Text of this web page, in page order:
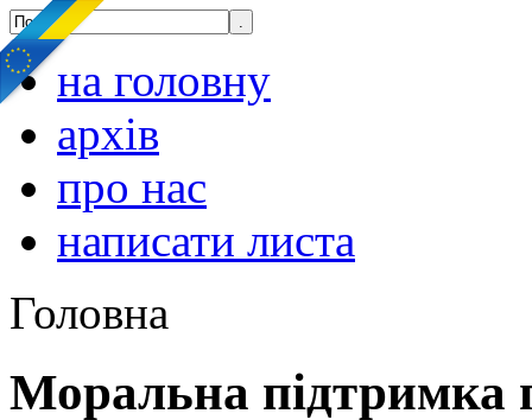
на головну
архів
про нас
написати листа
Головна
Моральна підтримка